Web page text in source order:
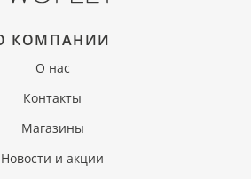
КОМПАНИИ
О нас
Контакты
Магазины
Новости и акции